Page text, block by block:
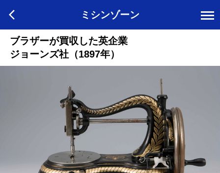
ミシンゾーン
ブラザーが買収した英企業
ジョーンズ社（1897年）